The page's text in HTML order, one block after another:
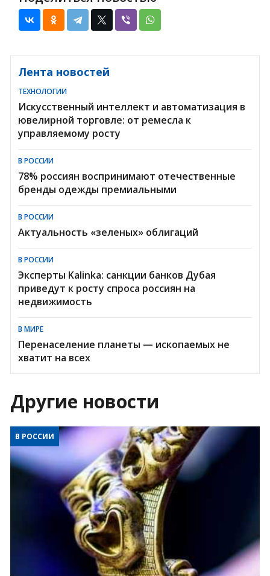
Лента новостей
ТЕХНОЛОГИИ
Искусственный интеллект и автоматизация в
ювелирной торговле: от ремесла к
управляемому росту
В РОССИИ
78% россиян воспринимают отечественные
бренды одежды премиальными
В РОССИИ
Актуальность «зеленых» облигаций
В РОССИИ
Эксперты Kalinka: санкции банков Дубая
приведут к росту спроса россиян на
недвижимость
В МИРЕ
Перенаселение планеты — ископаемых не
хватит на всех
Другие новости
В РОССИИ